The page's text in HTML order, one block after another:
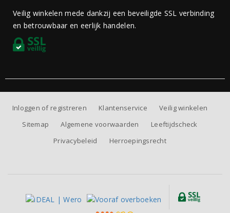
Veilig winkelen mede dankzij een beveiligde SSL verbinding
en betrouwbaar en eerlijk handelen.
Inloggen of registreren Klantenservice
Veilig winkelen
Sitemap
Algemene voorwaarden
Leeftijdscheck
Privacybeleid
Herroepingsrecht